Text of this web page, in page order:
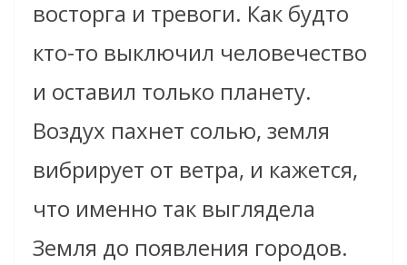
восторга и тревоги. Как будто
кто-то выключил человечество
и оставил только планету.
Воздух пахнет солью, земля
вибрирует от ветра, и кажется,
что именно так выглядела
Земля до появления городов.